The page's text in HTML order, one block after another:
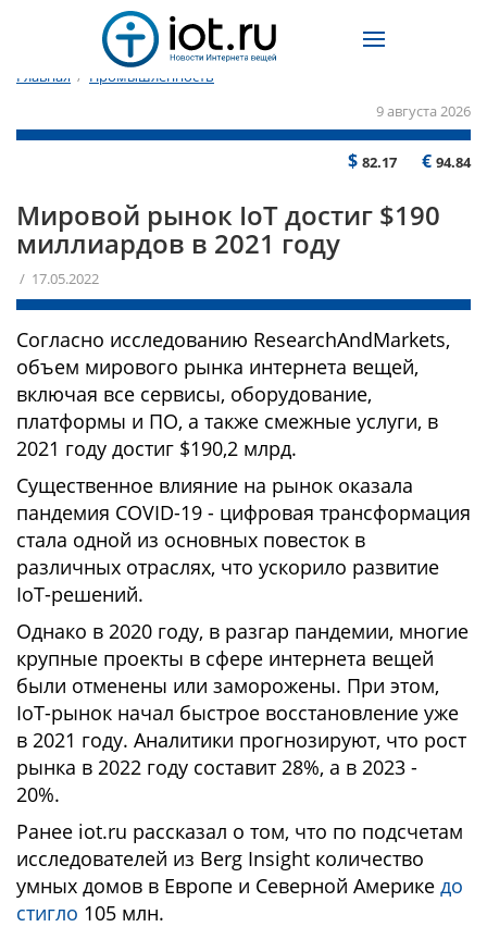
Главная / Промышленность
9 августа 2026
$ 82.17 € 94.84
Мировой рынок IoT достиг $190
миллиардов в 2021 году
/ 17.05.2022
Согласно исследованию ResearchAndMarkets,
объем мирового рынка интернета вещей,
включая все сервисы, оборудование,
платформы и ПО, а также смежные услуги, в
2021 году достиг $190,2 млрд.
Существенное влияние на рынок оказала
пандемия COVID-19 - цифровая трансформация
стала одной из основных повесток в
различных отраслях, что ускорило развитие
IoT-решений.
Однако в 2020 году, в разгар пандемии, многие
крупные проекты в сфере интернета вещей
были отменены или заморожены. При этом,
IoT-рынок начал быстрое восстановление уже
в 2021 году. Аналитики прогнозируют, что рост
рынка в 2022 году составит 28%, а в 2023 -
20%.
Ранее iot.ru рассказал о том, что по подсчетам
исследователей из Berg Insight количество
умных домов в Европе и Северной Америке до
стигло 105 млн.